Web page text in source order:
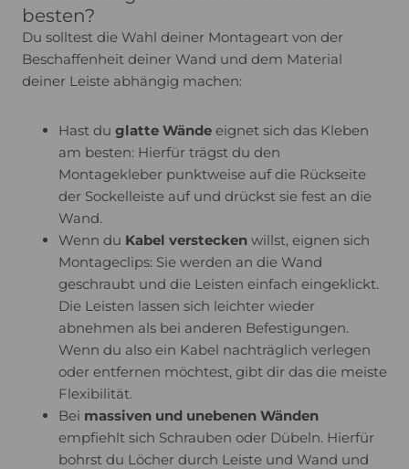
besten?
Du solltest die Wahl deiner Montageart von der
Beschaffenheit deiner Wand und dem Material
deiner Leiste abhängig machen:
Hast du glatte Wände eignet sich das Kleben
am besten: Hierfür trägst du den
Montagekleber punktweise auf die Rückseite
der Sockelleiste auf und drückst sie fest an die
Wand.
Wenn du Kabel verstecken willst, eignen sich
Montageclips: Sie werden an die Wand
geschraubt und die Leisten einfach eingeklickt.
Die Leisten lassen sich leichter wieder
abnehmen als bei anderen Befestigungen.
Wenn du also ein Kabel nachträglich verlegen
oder entfernen möchtest, gibt dir das die meiste
Flexibilität.
Bei massiven und unebenen Wänden
empfiehlt sich Schrauben oder Dübeln. Hierfür
bohrst du Löcher durch Leiste und Wand und